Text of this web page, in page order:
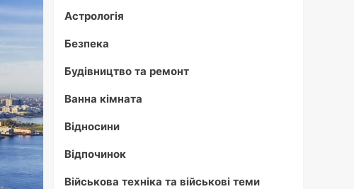
Астрологія
Безпека
Будівництво та ремонт
Ванна кімната
Відносини
Відпочинок
Військова техніка та військові теми